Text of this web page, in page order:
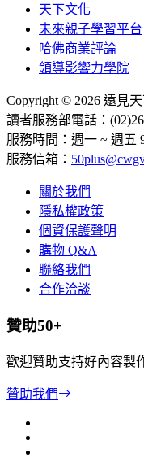
天下文化
未來親子學習平台
哈佛商業評論
領導影響力學院
Copyright © 2026 遠見
讀者服務部電話：
服務時間：週一 ~ 週五
服務信箱：
關於我們
隱私權政策
個資保護聲明
購物 Q&A
聯絡我們
合作洽談
贊助50+
歡迎贊助支持好內容製
贊助我們